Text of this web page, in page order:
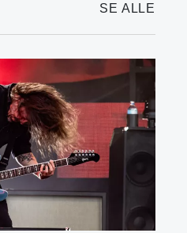
SE ALLE